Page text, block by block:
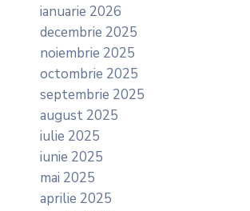
ianuarie 2026
decembrie 2025
noiembrie 2025
octombrie 2025
septembrie 2025
august 2025
iulie 2025
iunie 2025
mai 2025
aprilie 2025